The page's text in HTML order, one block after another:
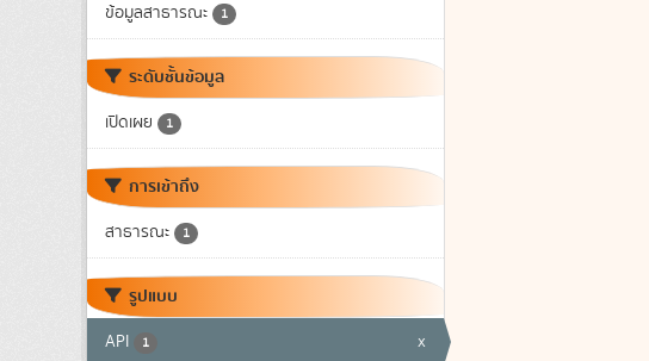
ข้อมูลสาธารณะ 1
ระดับชั้นข้อมูล
เปิดเผย 1
การเข้าถึง
สาธารณะ 1
รูปแบบ
API 1 x